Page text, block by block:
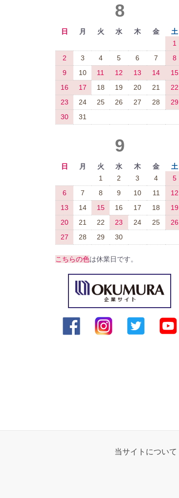
8
日 月 火 水 木 金
土
1
2
3 4 5 6 7
8
9
10 11 12 13 14
15
16
17 18 19 20 21
22
23
24 25 26 27 28
29
30
31
9
日 月 火 水 木 金
土
1
2 3 4
5
6
7 8 9 10 11
12
13
14 15 16 17 18
19
20
21 22 23 24 25
26
27
28 29 30
こちらの色は休業日です。
当サイトについて